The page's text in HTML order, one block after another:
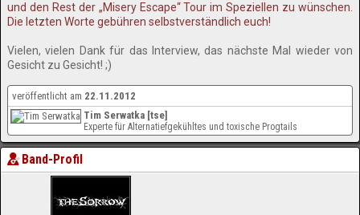
und den Rest der „Misery Escape“ Tour im Speziellen zu wünschen.
Die letzten Worte gebühren selbstverständlich euch!
Vielen, vielen Dank für das Interview, das nächste Mal wieder von
Gesicht zu Gesicht! ;)
veröffentlicht am 22.11.2012
Tim Serwatka [tse]
Experte für Alternatiefgekühltes und toxische Progtails
Band-Profil